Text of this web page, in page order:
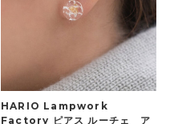
HARIO Lampwork
Factory ピアス ルーチェ ア